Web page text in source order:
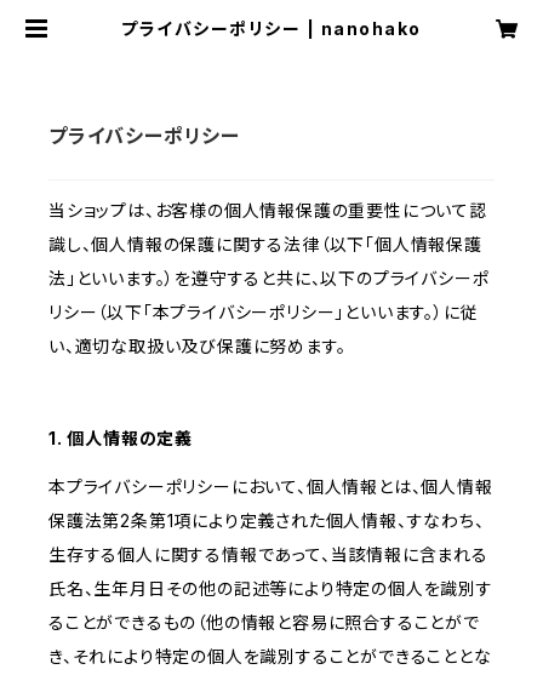
プライバシーポリシー | nanohako
プライバシーポリシー
当ショップは、お客様の個人情報保護の重要性について認
識し、個人情報の保護に関する法律（以下「個人情報保護
法」といいます。）を遵守すると共に、以下のプライバシーポ
リシー（以下「本プライバシーポリシー」といいます。）に従
い、適切な取扱い及び保護に努めます。
1. 個人情報の定義
本プライバシーポリシーにおいて、個人情報とは、個人情報
保護法第2条第1項により定義された個人情報、すなわち、
生存する個人に関する情報であって、当該情報に含まれる
氏名、生年月日その他の記述等により特定の個人を識別す
ることができるもの（他の情報と容易に照合することがで
き、それにより特定の個人を識別することができることとな